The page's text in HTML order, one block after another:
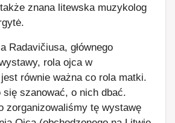
znana litewska muzykolog
Radavičiusa, głównego
rola ojca w
równie ważna co rola matki.
się szanować, o nich dbać.
zorganizowaliśmy tę wystawę